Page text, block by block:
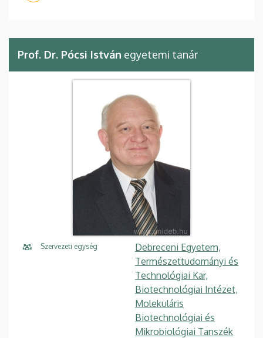
Prof. Dr. Pócsi István egyetemi tanár
Szervezeti egység
Debreceni Egyetem,
Természettudományi és
Technológiai Kar,
Biotechnológiai Intézet,
Molekuláris
Biotechnológiai és
Mikrobiológiai Tanszék